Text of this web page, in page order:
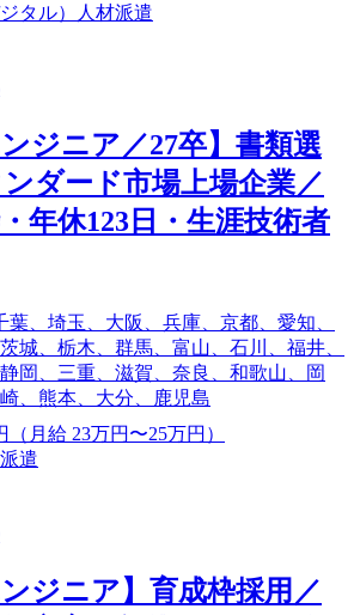
タル）
人材派遣
ンジニア／27卒】書類選
ダード市場上場企業／
年休123日・生涯技術者
、埼玉、大阪、兵庫、京都、愛知、
城、栃木、群馬、富山、石川、福井、
岡、三重、滋賀、奈良、和歌山、岡
、熊本、大分、鹿児島
（月給 23万円〜25万円）
遣
ンジニア】育成枠採用／